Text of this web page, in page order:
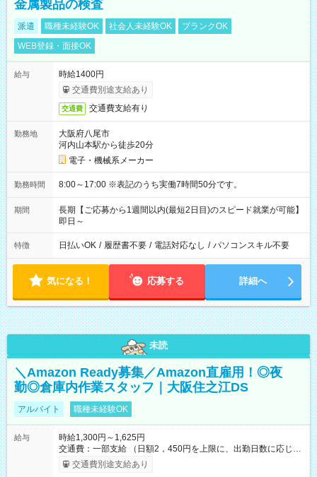
金属製品の検査
派遣 職種未経験OK 社会人未経験OK
ブランクOK
WEB登録・面接OK
給与
時給1400円
交通費別途支給あり
交通費 交通費支給有り
勤務地
大阪府八尾市
河内山本駅から徒歩20分
電子・機械系メーカー
勤務時間 8:00～17:00 ※表記のうち実働7時間50分です。
期間
長期【ご応募から1週間以内(最短2日目)のスピード就業が可能】
即日～
特徴 日払いOK / 履歴書不要 / 電話対応なし / パソコンスキル不要
気になる！ 応募する 詳細へ
未読
＼Amazon Ready募集／Amazon直雇用！◎夜
勤◎倉庫内作業スタッフ｜大阪住之江DS
アルバイト 職種未経験OK
給与
時給1,300円～1,625円
交通費：一部支給 （日額2，450円を上限に、出勤日数に応じて
実費支給） ※22:00～翌5:00までは時給25%UP！ ■給与前払い
制度あり ※前払い額の上限あり、手数料無料（Amazon負担）
交通費別途支給あり